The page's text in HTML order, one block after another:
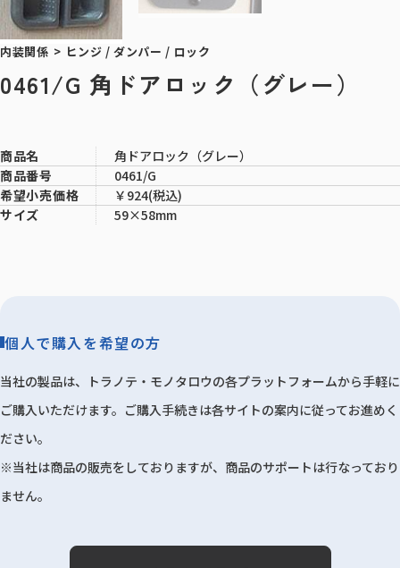
内装関係 > ヒンジ / ダンパー / ロック
0461/G 角ドアロック（グレー）
商品名
角ドアロック（グレー）
商品番号
0461/G
希望小売価格
￥924(税込)
サイズ
59×58mm
個人で購入を希望の方
当社の製品は、トラノテ・モノタロウの各プラットフォームから手軽に
ご購入いただけます。ご購入手続きは各サイトの案内に従ってお進めく
ださい。
※当社は商品の販売をしておりますが、商品のサポートは行なっており
ません。